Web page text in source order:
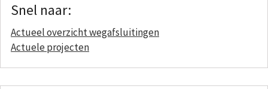
Snel naar:
Actueel overzicht wegafsluitingen
Actuele projecten